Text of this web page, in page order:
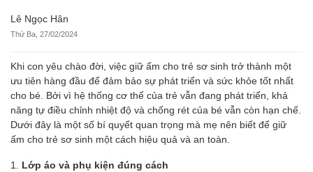
Lê Ngọc Hân
Thứ Ba, 27/02/2024
Khi con yêu chào đời, việc giữ ấm cho trẻ sơ sinh trở thành một
ưu tiên hàng đầu để đảm bảo sự phát triển và sức khỏe tốt nhất
cho bé. Bởi vì hệ thống cơ thể của trẻ vẫn đang phát triển, khả
năng tự điều chỉnh nhiệt độ và chống rét của bé vẫn còn hạn chế.
Dưới đây là một số bí quyết quan trọng mà mẹ nên biết để giữ
ấm cho trẻ sơ sinh một cách hiệu quả và an toàn.
1. Lớp áo và phụ kiện đúng cách